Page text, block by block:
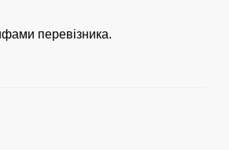
перевізника.